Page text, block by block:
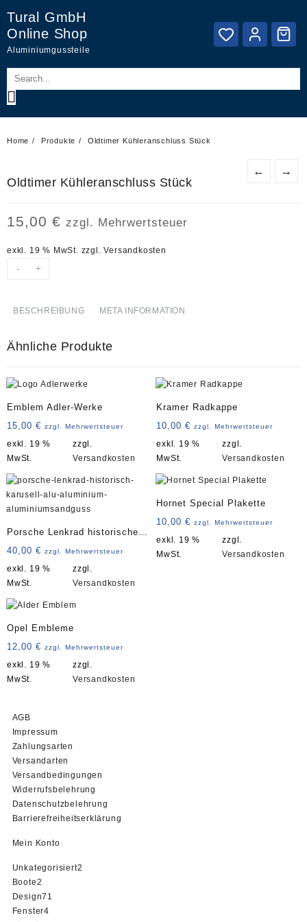
content
Tural GmbH
Online Shop
Aluminiumgussteile
Home Produkte Oldtimer Kühleranschluss Stück
← →
Oldtimer Kühleranschluss Stück
15,00 € zzgl. Mehrwertsteuer
exkl. 19 % MwSt. zzgl.Versandkosten
- +
BESCHREIBUNG META INFORMATION
Ähnliche Produkte
Emblem Adler-Werke
15,00 € zzgl. Mehrwertsteuer
exkl. 19 %
MwSt.
zzgl.
Versandkosten
Kramer Radkappe
10,00€ zzgl. Mehrwertsteuer
exkl. 19 %
MwSt.
zzgl.
Versandkosten
Porsche Lenkrad historisches
Karusell Art. 3839
40,00 € zzgl. Mehrwertsteuer
exkl. 19 %
MwSt.
zzgl.
Versandkosten
Hornet Special Plakette
10,00€ zzgl. Mehrwertsteuer
exkl. 19 %
MwSt.
zzgl.
Versandkosten
Opel Embleme
12,00 € zzgl. Mehrwertsteuer
exkl. 19 %
MwSt.
zzgl.
Versandkosten
AGB
Impressum
Zahlungsarten
Versandarten
Versandbedingungen
Widerrufsbelehrung
Datenschutzbelehrung
Barrierefreiheitserklärung
Mein Konto
Unkategorisiert2
Boote2
Produkte
Design71
Fenster44